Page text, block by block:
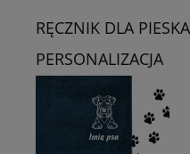
RĘCZNIK DLA
PERSONALIZACJA